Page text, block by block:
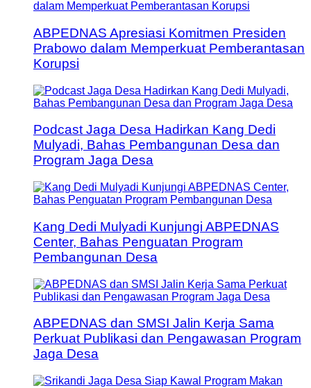
ABPEDNAS Apresiasi Komitmen Presiden
Prabowo dalam Memperkuat Pemberantasan
Korupsi
Podcast Jaga Desa Hadirkan Kang Dedi
Mulyadi, Bahas Pembangunan Desa dan
Program Jaga Desa
Kang Dedi Mulyadi Kunjungi ABPEDNAS
Center, Bahas Penguatan Program
Pembangunan Desa
ABPEDNAS dan SMSI Jalin Kerja Sama
Perkuat Publikasi dan Pengawasan Program
Jaga Desa